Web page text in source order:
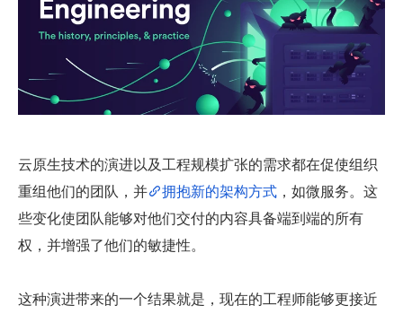
云原生技术的演进以及工程规模扩张的需求都在促使组织
重组他们的团队，并
拥抱新的架构方式 ，如微服务。这
些变化使团队能够对他们交付的内容具备端到端的所有
权，并增强了他们的敏捷性。
这种演进带来的一个结果就是，现在的工程师能够更接近